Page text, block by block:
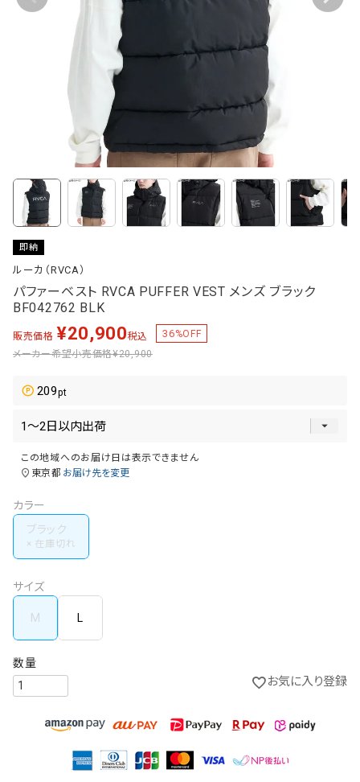
即納
ルーカ（RVCA）
パファーベスト RVCA PUFFER VEST メンズ ブラック
BF042762 BLK
販売価格 ¥20,900税込 36%OFF
メーカー希望小売価格¥20,900
209
この地域へのお届け日は表示できません
東京都 お届け先を変更
カラー
ブラック
サイズ
M L
お気に入り登録